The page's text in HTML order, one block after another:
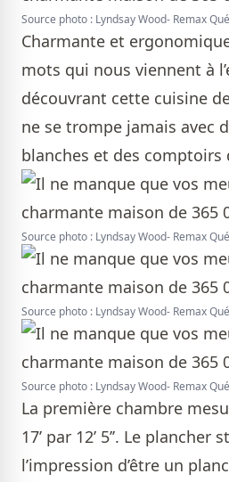
Source photo : Lyndsay Wood- Remax
Charmante et
mots qui nous viennent à
découvrant cette cuisine
ne se trompe jamais avec
blanches et des comptoirs
Source photo : Lyndsay Wood- Remax
Source photo : Lyndsay Wood- Remax
Source photo : Lyndsay Wood- Remax
La première chambre
17’ par 12’ 5’’. Le
l’impression d’être un